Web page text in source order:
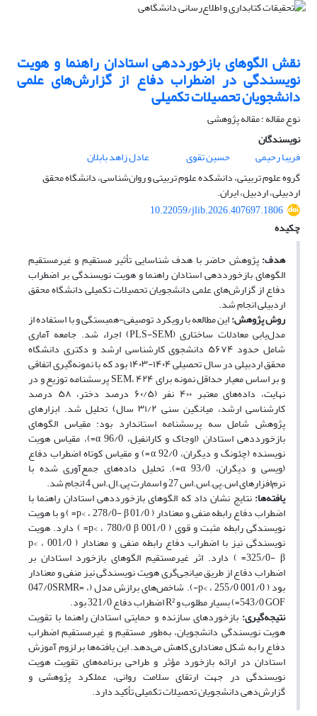
نقش الگوهای بازخورددهی استادان راهنما و هویت
نویسندگی در اضطراب دفاع از گزارش‌های علمی
دانشجویان تحصیلات تکمیلی
نوع مقاله : مقاله پژوهشی
نویسندگان
فریبا رحیمی
حسین تقوی
عادل زاهد بابلان
گروه علوم تربیتی، دانشکده علوم تربیتی و روان‌شناسی، دانشگاه محقق
اردبیلی، اردبیل، ایران.
10.22059/jlib.2026.407697.1806
چکیده
هدف:پژوهش حاضر با هدف شناسایی تأثیر مستقیم و غیرمستقیم
الگوهای بازخورددهی استادان راهنما و هویت نویسندگی بر اضطراب
دفاع از گزارش‌های علمی دانشجویان تحصیلات تکمیلی دانشگاه محقق
اردبیلی انجام شد.
روش پژوهش:این مطالعه با رویکرد توصیفی-همبستگی و با استفاده از
مدل‌یابی معادلات ساختاری (PLS-SEM) اجراء شد. جامعه آماری
شامل حدود ۵۶۷۴ دانشجوی کارشناسی ارشد و دکتری دانشگاه
محقق اردبیلی در سال تحصیلی ۱۴۰۴-۱۴۰۳ بود که با نمونه‌گیری اتفاقی
و بر اساس معیار حداقل نمونه برای SEM، ۴۲۴ پرسشنامه توزیع و در
نهایت، داده‌های معتبر ۴۰۰ نفر (۶۰/۵ درصد دختر، ۵۸ درصد
کارشناسی ارشد، میانگین سنی ۳۱/۲ سال) تحلیل شد. ابزارهای
پژوهش شامل سه پرسشنامه استاندارد بود: مقیاس الگوهای
بازخورددهی استادان (اوجاک و کارانفیل، 96/0 α=)، مقیاس هویت
نویسنده (چئونگ و دیگران، 92/0 α=) و مقیاس کوتاه اضطراب دفاع
(ویسی و دیگران، 93/0 α=). تحلیل داده‌های جمع‌آوری شده با
نرم‌افزارهای اس.‌پی.‌اس.‌اس 27 و اسمارت پی.‌ال.‌اس 4 انجام شد.
یافته‌ها:نتایج نشان داد که الگوهای بازخورددهی استادان راهنما با
اضطراب دفاع رابطه منفی و معنادار ( 01/0 p< ، 278/0- β= ) و با هویت
نویسندگی رابطه مثبت و قوی ( 001/0 p< ، 780/0 β= ) دارد. هویت
نویسندگی نیز با اضطراب دفاع رابطه منفی و معنادار ( 001/0 p< ،
325/0- β= ) دارد. اثر غیرمستقیم الگوهای بازخورد استادان بر
اضطراب دفاع از طریق میانجی‌گری هویت نویسندگی نیز منفی و معنادار
بود ( 001/0 p< ، 255/0-). شاخص‌های برازش مدل (047/0SRMR= ،
543/0 GOF=) بسیار مطلوب و R² اضطراب دفاع 321/0 بود.
نتیجه‌گیری: بازخوردهای سازنده و حمایتی استادان راهنما با تقویت
هویت نویسندگی دانشجویان، به‌طور مستقیم و غیرمستقیم اضطراب
دفاع را به شکل معناداری کاهش می‌دهد. این یافته‌ها بر لزوم آموزش
استادان در ارائه بازخورد مؤثر و طراحی برنامه‌های تقویت هویت
نویسندگی در جهت ارتقای سلامت روانی، عملکرد پژوهشی و
گزارش‌دهی دانشجویان تحصیلات تکمیلی تأکید دارد.